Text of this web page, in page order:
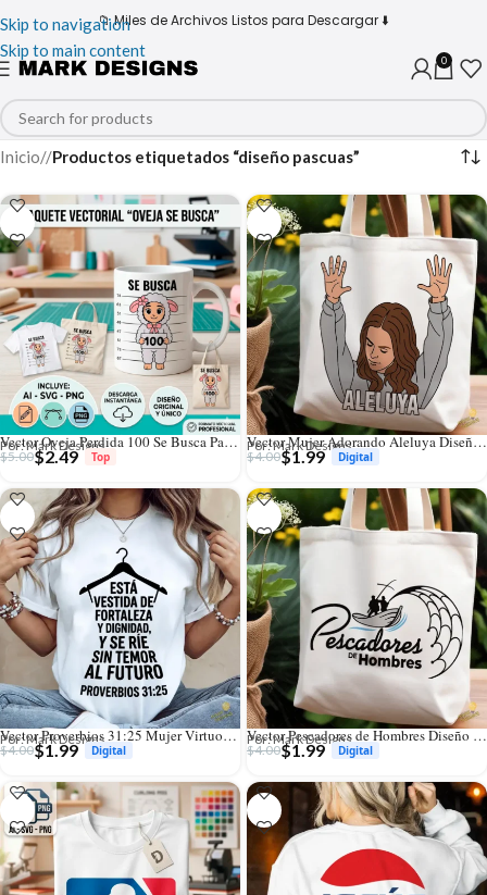
Skip to navigation
Skip to main content
📁 Miles de Archivos Listos para Descargar ⬇️
0
Inicio/ Productos etiquetados “diseño pascuas”
Vector Oveja Perdida 100 Se Busca Parábola para Sublimación Infantil
Por: Mark Designs
$5.00$2.49
Vector Mujer Adorando Aleluya Diseño Cristiano para Sublimación
Por: Mark Designs
$4.00$1.99
Vector Proverbios 31:25 Mujer Virtuosa Diseño para Sublimación
Por: Mark Designs
$4.00$1.99
Vector Pescadores de Hombres Diseño Cristiano para Sublimación
Por: Mark Designs
$4.00$1.99